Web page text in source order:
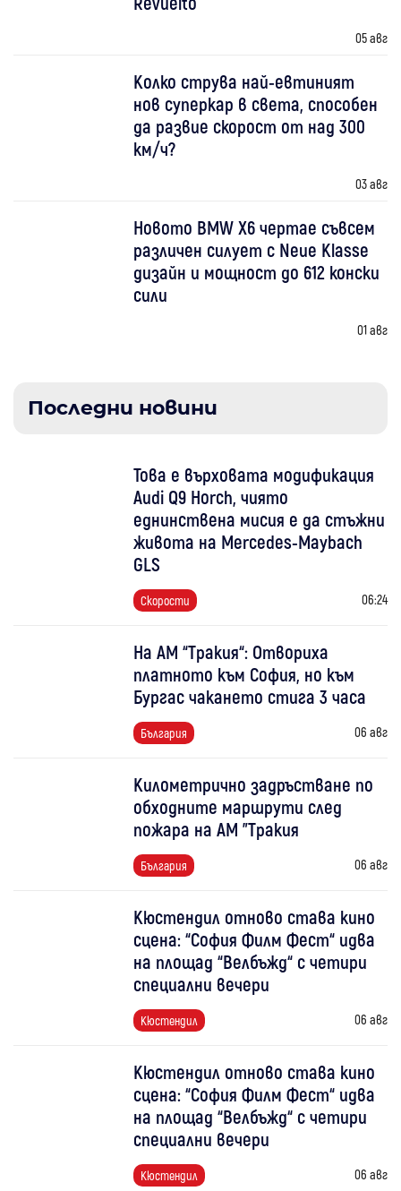
05 авг
Колко струва най-евтиният
нов суперкар в света, способен
да развие скорост от над 300
км/ч?
03 авг
Новото BMW X6 чертае съвсем
различен силует с Neue Klasse
дизайн и мощност до 612 конски
сили
01 авг
Последни новини
Това е върховата модификация
Audi Q9 Horch, чиято
еднинствена мисия е да стъжни
живота на Mercedes-Maybach
GLS
Скорости 06:24
На АМ “Тракия“: Отвориха
платното към София, но към
Бургас чакането стига 3 часа
България 06 авг
Километрично задръстване по
обходните маршрути след
пожара на АМ "Тракия
България 06 авг
Кюстендил отново става кино
сцена: “София Филм Фест“ идва
на площад “Велбъжд“ с четири
специални вечери
Кюстендил 06 авг
Кюстендил отново става кино
сцена: “София Филм Фест“ идва
на площад “Велбъжд“ с четири
специални вечери
Кюстендил 06 авг